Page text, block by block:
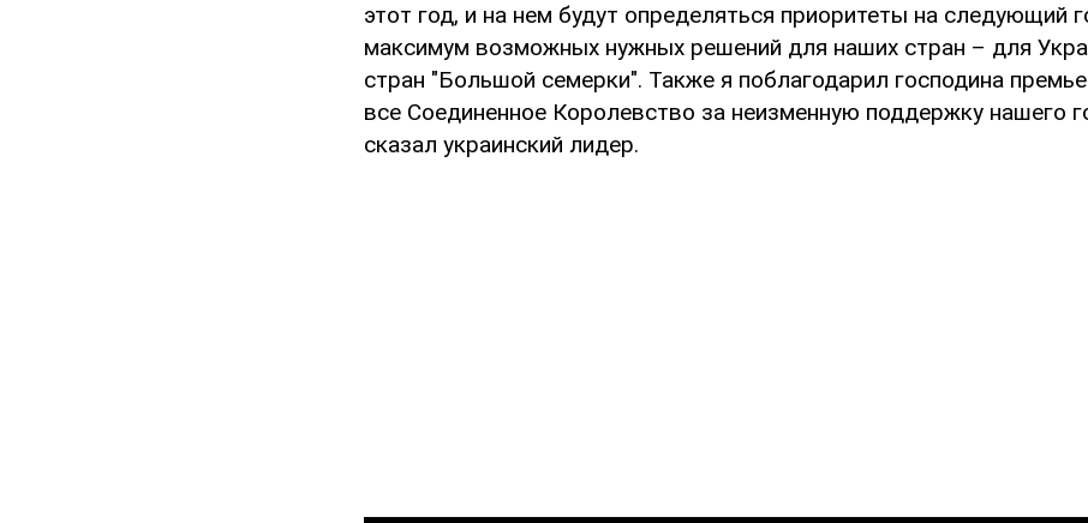
этот год, и на нем будут определяться приоритеты на следующий
максимум возможных нужных решений для наших стран – для
стран "Большой семерки". Также я поблагодарил господина
все Соединенное Королевство за неизменную поддержку нашего
сказал украинский лидер.